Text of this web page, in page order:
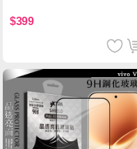
$399